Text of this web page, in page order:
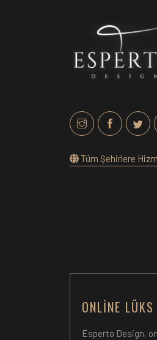
Tüm Şehirlere
ONLINE
Esperto Design,